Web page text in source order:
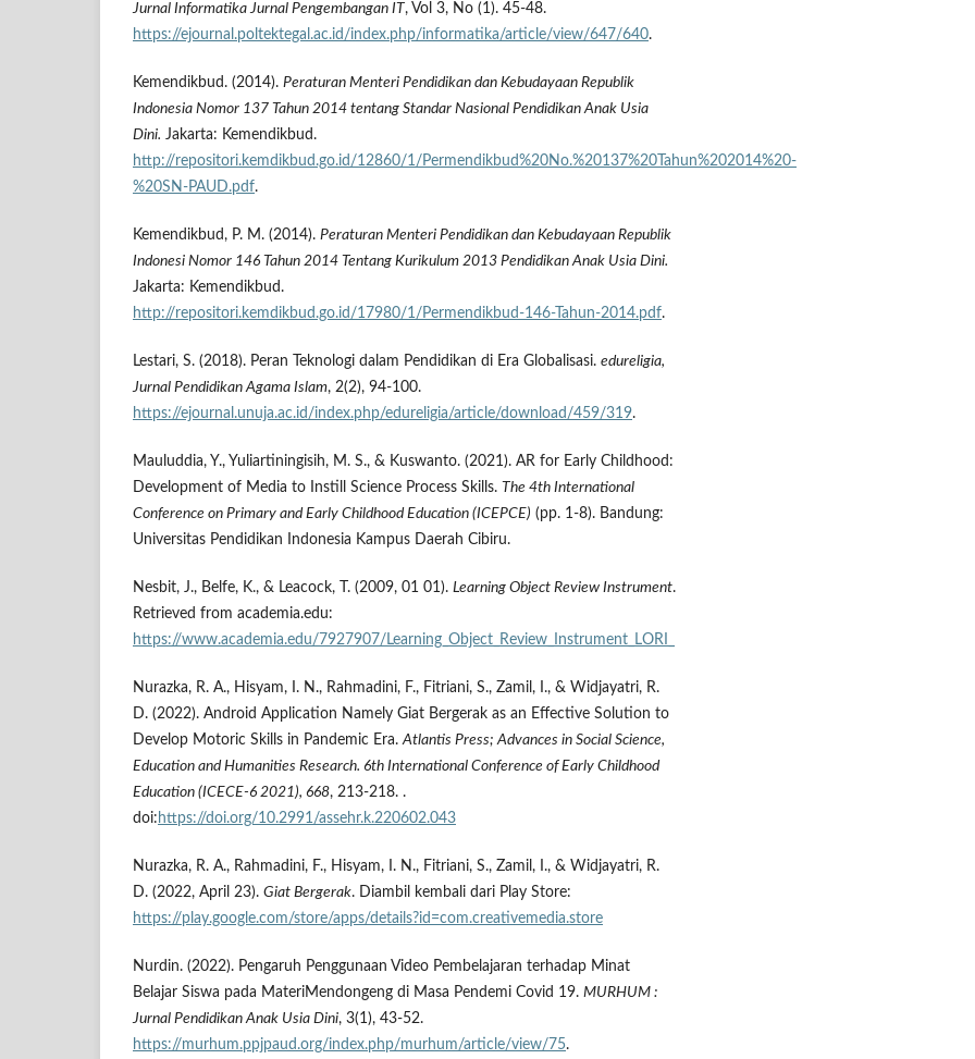
Jurnal Informatika Jurnal Pengembangan IT , Vol 3, No (1). 45-48.
https://ejournal.poltektegal.ac.id/index.php/informatika/article/view/647/640.
Kemendikbud. (2014). Peraturan Menteri Pendidikan dan Kebudayaan Republik
Indonesia Nomor 137 Tahun 2014 tentang Standar Nasional Pendidikan Anak Usia
Dini. Jakarta: Kemendikbud.
http://repositori.kemdikbud.go.id/12860/1/Permendikbud%20No.%20137%20Tahun%202014%20-
%20SN-PAUD.pdf.
Kemendikbud, P. M. (2014). Peraturan Menteri Pendidikan dan Kebudayaan Republik
Indonesi Nomor 146 Tahun 2014 Tentang Kurikulum 2013 Pendidikan Anak Usia Dini.
Jakarta: Kemendikbud.
http://repositori.kemdikbud.go.id/17980/1/Permendikbud-146-Tahun-2014.pdf.
Lestari, S. (2018). Peran Teknologi dalam Pendidikan di Era Globalisasi. edureligia,
Jurnal Pendidikan Agama Islam, 2(2), 94-100.
https://ejournal.unuja.ac.id/index.php/edureligia/article/download/459/319.
Mauluddia, Y., Yuliartiningisih, M. S., & Kuswanto. (2021). AR for Early Childhood:
Development of Media to Instill Science Process Skills. The 4th International
Conference on Primary and Early Childhood Education (ICEPCE) (pp. 1-8). Bandung:
Universitas Pendidikan Indonesia Kampus Daerah Cibiru.
Nesbit, J., Belfe, K., & Leacock, T. (2009, 01 01). Learning Object Review Instrument.
Retrieved from academia.edu:
https://www.academia.edu/7927907/Learning_Object_Review_Instrument_LORI_
Nurazka, R. A., Hisyam, I. N., Rahmadini, F., Fitriani, S., Zamil, I., & Widjayatri, R.
D. (2022). Android Application Namely Giat Bergerak as an Effective Solution to
Develop Motoric Skills in Pandemic Era.Atlantis Press; Advances in Social Science,
Education and Humanities Research. 6th International Conference of Early Childhood
Education (ICECE-6 2021), 668, 213-218. .
doi: https://doi.org/10.2991/assehr.k.220602.043
Nurazka, R. A., Rahmadini, F., Hisyam, I. N., Fitriani, S., Zamil, I., & Widjayatri, R.
D. (2022, April 23). Giat Bergerak. Diambil kembali dari Play Store:
https://play.google.com/store/apps/details?id=com.creativemedia.store
Nurdin. (2022). Pengaruh Penggunaan Video Pembelajaran terhadap Minat
Belajar Siswa pada MateriMendongeng di Masa Pendemi Covid 19. MURHUM :
Jurnal Pendidikan Anak Usia Dini, 3(1), 43-52.
https://murhum.ppjpaud.org/index.php/murhum/article/view/75.